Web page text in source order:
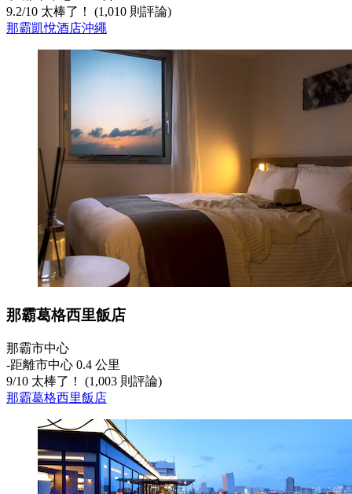
9.2/10 太棒了！ (1,010 則評論)
那霸凱悅酒店沖繩
那霸葛格西里飯店
那霸市中心
‐距離市中心 0.4 公里
9/10 太棒了！ (1,003 則評論)
那霸葛格西里飯店